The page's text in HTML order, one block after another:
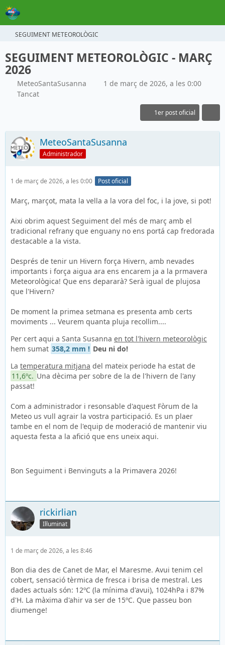
SEGUIMENT METEOROLÒGIC
SEGUIMENT METEOROLÒGIC - MARÇ
2026
MeteoSantaSusanna
1 de març de 2026, a les 0:00
Tancat
1er post oficial
MeteoSantaSusanna
Administrador
1 de març de 2026, a les 0:00 Post oficial
Març, marçot, mata la vella a la vora del foc, i la jove, si pot!
Aixi obrim aquest Seguiment del més de març amb el
tradicional refrany que enguany no ens portá cap fredorada
destacable a la vista.
Després de tenir un Hivern força Hivern, amb nevades
importants i força aigua ara ens encarem ja a la prmavera
Meteorològica! Que ens depararà? Serà igual de plujosa
que l'Hivern?
De moment la primea setmana es presenta amb certs
moviments ... Veurem quanta pluja recollim....
Per cert aqui a Santa Susanna en tot l'hivern meteorològic
hem sumat 358,2 mm ! Deu ni do!
La temperatura mitjana del mateix periode ha estat de
11,6ºc. Una dècima per sobre de la de l'hivern de l'any
passat!
Com a administrador i resonsable d'aquest Fòrum de la
Meteo us vull agrair la vostra participació. Es un plaer
tambe en el nom de l'equip de moderació de mantenir viu
aquesta festa a la afició que ens uneix aqui.
Bon Seguiment i Benvinguts a la Primavera 2026!
rickirlian
Il·luminat
1 de març de 2026, a les 8:46
Bon dia des de Canet de Mar, el Maresme. Avui tenim cel
cobert, sensació tèrmica de fresca i brisa de mestral. Les
dades actuals són: 12ºC (la mínima d'avui), 1024hPa i 87%
d'H. La màxima d'ahir va ser de 15ºC. Que passeu bon
diumenge!